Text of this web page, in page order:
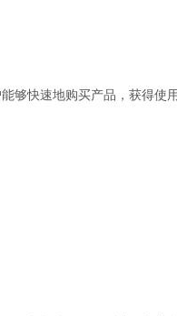
够快速地购买产品，获得使